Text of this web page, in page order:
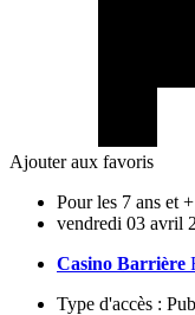
Ajouter aux favoris
Pour les 7 ans et +
vendredi 03 avril
Casino Barrière
Type d'accès :